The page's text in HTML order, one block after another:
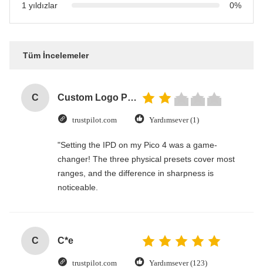
1 yıldızlar
0%
Tüm İncelemeler
C Custom Logo Paper Cardboard Packing Folding White / Black / Rose Gold Luxury Magnetic Gift Box with Ribbon Closure
trustpilot.com Yardımsever (1)
"Setting the IPD on my Pico 4 was a game-
changer! The three physical presets cover most
ranges, and the difference in sharpness is
noticeable.
C C*e
trustpilot.com Yardımsever (123)